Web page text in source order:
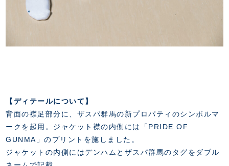
【ディテールについて】
背面の襟足部分に、ザスパ群馬の新プロパティのシンボルマ
ークを起用。ジャケット襟の内側には「PRIDE OF
GUNMA」のプリントを施しました。
ジャケットの内側にはデンハムとザスパ群馬のタグをダブル